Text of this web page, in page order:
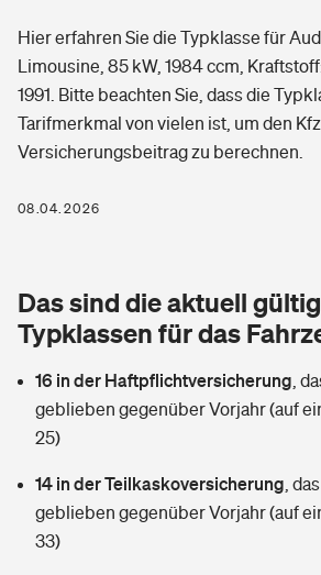
Grundfähigkeitsversicherung
Arbeitsrechtsschutz
Berufshaftpflichtversicherung
Zur Übersicht
Tools
Wer versichert was: Jetzt Versicherer
Sie haben Fragen?
Glasversicherung
Mietkautionsversicherung
Restkreditversicherung
Zur Übersicht
Freizeit
Pri­vate Haft­pflicht­
Kinderunfall­ver­si­che­rung
Kinderinvalidität
Hundehalter-Haftpflicht
Gesundheit
Private Krankenversicherung
Dread-Disease-Versicherung
Tierkrankenversicherung
Zur Übersicht
Tools
Hier erfahren Sie die Typklasse für
Limousine, 85 kW, 1984 ccm,
1991. Bitte beachten Sie, dass die
Tarifmerkmal von vielen ist, um den
Versicherungsbeitrag zu berechnen.
08.04.2026
Das sind die aktuell
Typklassen für das
16 in der Haftpflichtversicherung
geblieben gegenüber Vorjahr (auf
25)
14 in der Teilkaskoversicherung
geblieben gegenüber Vorjahr (auf
33)